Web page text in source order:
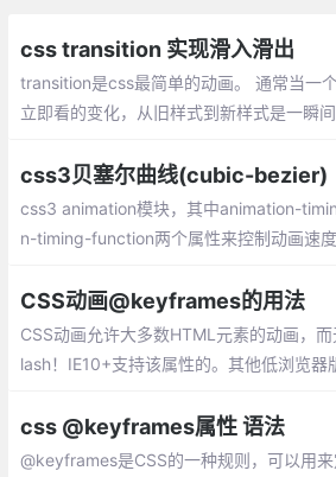
css transition 实现滑入滑出
transition是css最简单的动画。 通常当一
立即看的变化，从旧样式到新样式是一瞬
办？ transition可以做到。
css3贝塞尔曲线(cubic-bezier)
css3 animation模块，其中animation-
n-timing-function两个属性来控制动画速
CSS动画@keyframes的用法
CSS动画允许大多数HTML元素的动画，
lash！IE10+支持该属性的。其他低浏览
css @keyframes属性 语法
@keyframes是CSS的一种规则，可以用